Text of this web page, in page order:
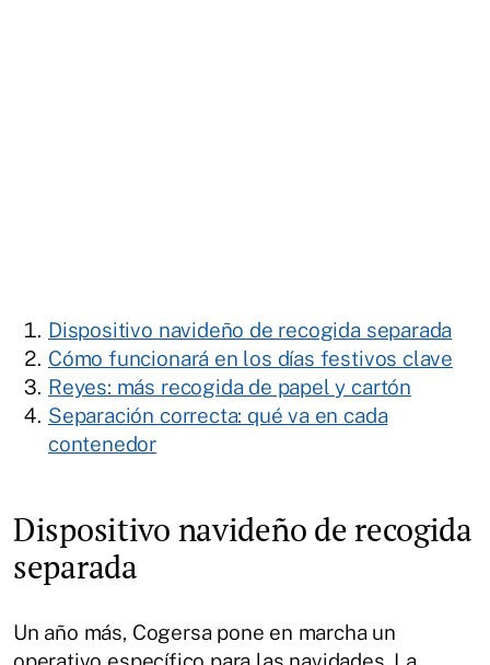
Dispositivo navideño de recogida separada
Cómo funcionará en los días festivos clave
Reyes: más recogida de papel y cartón
Separación correcta: qué va en cada
contenedor
Dispositivo navideño de recogida
separada
Un año más, Cogersa pone en marcha un